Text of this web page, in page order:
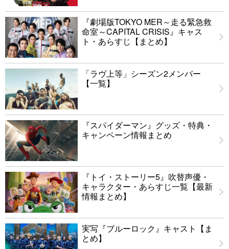
『劇場版TOKYO MER～走る緊急救
命室～CAPITAL CRISIS』キャス
ト・あらすじ【まとめ】
「ラヴ上等」シーズン2メンバー
【一覧】
『スパイダーマン』グッズ・特典・
キャンペーン情報まとめ
『トイ・ストーリー5』吹替声優・
キャラクター・あらすじ一覧【最新
情報まとめ】
実写『ブルーロック』キャスト【ま
とめ】